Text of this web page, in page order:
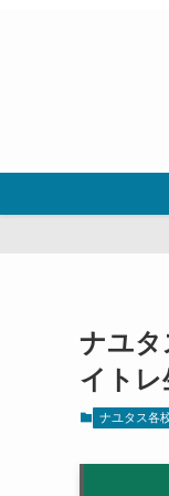
ナユタ
イトレ
ナユタス各